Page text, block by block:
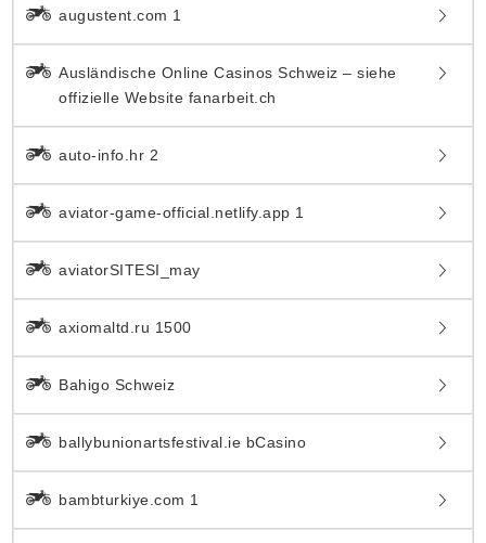
augustent.com 1
Ausländische Online Casinos Schweiz – siehe
offizielle Website fanarbeit.ch
auto-info.hr 2
aviator-game-official.netlify.app 1
aviatorSITESI_may
axiomaltd.ru 1500
Bahigo Schweiz
ballybunionartsfestival.ie bCasino
bambturkiye.com 1